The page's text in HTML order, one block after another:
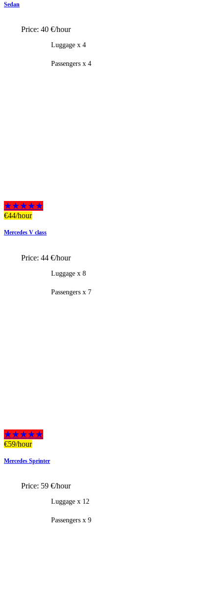
Sedan
Price: 40 €/hour
Luggage x 4
Passengers x 4
★★★★★
€44/hour
Mercedes V class
Price: 44 €/hour
Luggage x 8
Passengers x 7
★★★★★
€59/hour
Mercedes Sprinter
Price: 59 €/hour
Luggage x 12
Passengers x 9